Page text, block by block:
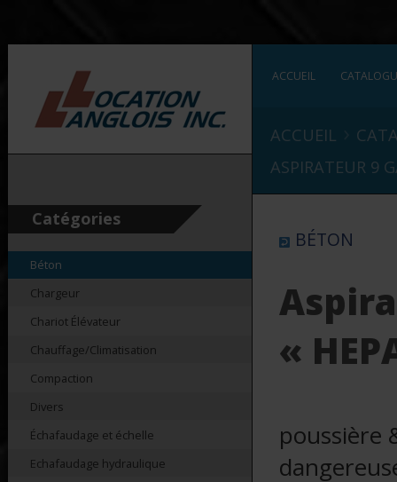
Catégories
Béton
Chargeur
Chariot Élévateur
Chauffage/Climatisation
Compaction
Divers
Échafaudage et échelle
Echafaudage hydraulique
ACCUEIL
ACCUEIL
ASPIRATEUR 9
BÉTON
«
poussière